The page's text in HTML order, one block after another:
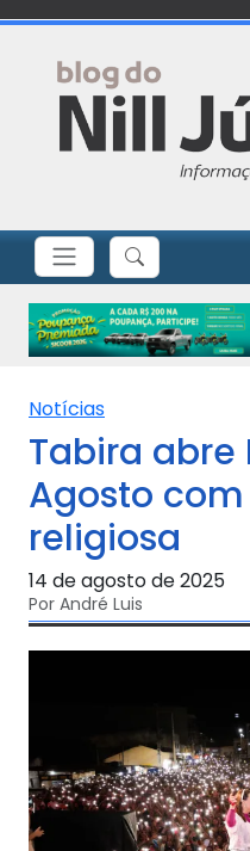
Notícias
Tabira abre
Agosto
religiosa
14 de agosto de 2025
Por André Luis